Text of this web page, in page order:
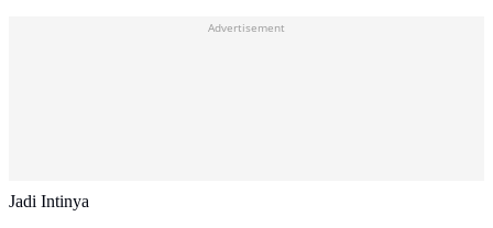
Advertisement
Jadi Intinya